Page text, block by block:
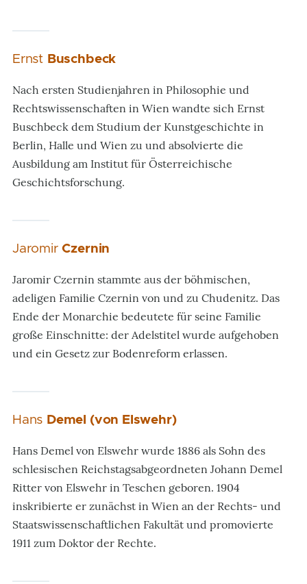
Ernst Buschbeck
Nach ersten Studienjahren in Philosophie und
Rechtswissenschaften in Wien wandte sich Ernst
Buschbeck dem Studium der Kunstgeschichte in
Berlin, Halle und Wien zu und absolvierte die
Ausbildung am Institut für Österreichische
Geschichtsforschung.
JaromirCzernin
Jaromir Czernin stammte aus der böhmischen,
adeligen Familie Czernin von und zu Chudenitz. Das
Ende der Monarchie bedeutete für seine Familie
große Einschnitte: der Adelstitel wurde aufgehoben
und ein Gesetz zur Bodenreform erlassen.
Hans Demel (von Elswehr)
Hans Demel von Elswehr wurde 1886 als Sohn des
schlesischen Reichstagsabgeordneten Johann Demel
Ritter von Elswehr in Teschen geboren. 1904
inskribierte er zunächst in Wien an der Rechts- und
Staatswissenschaftlichen Fakultät und promovierte
1911 zum Doktor der Rechte.